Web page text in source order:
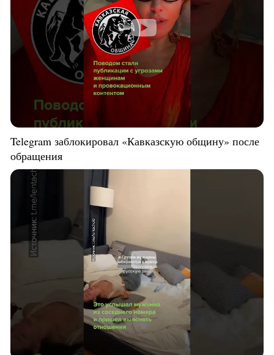
Telegram заблокировал «Кавказскую общину» после
обращения